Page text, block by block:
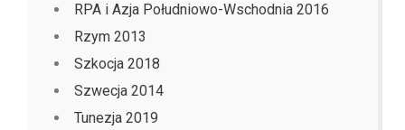
RPA i Azja Południowo-Wschodnia 2016
Rzym 2013
Szkocja 2018
Szwecja 2014
Tunezja 2019